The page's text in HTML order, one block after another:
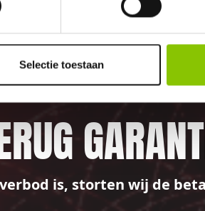
Selectie toestaan
is, storten wij de